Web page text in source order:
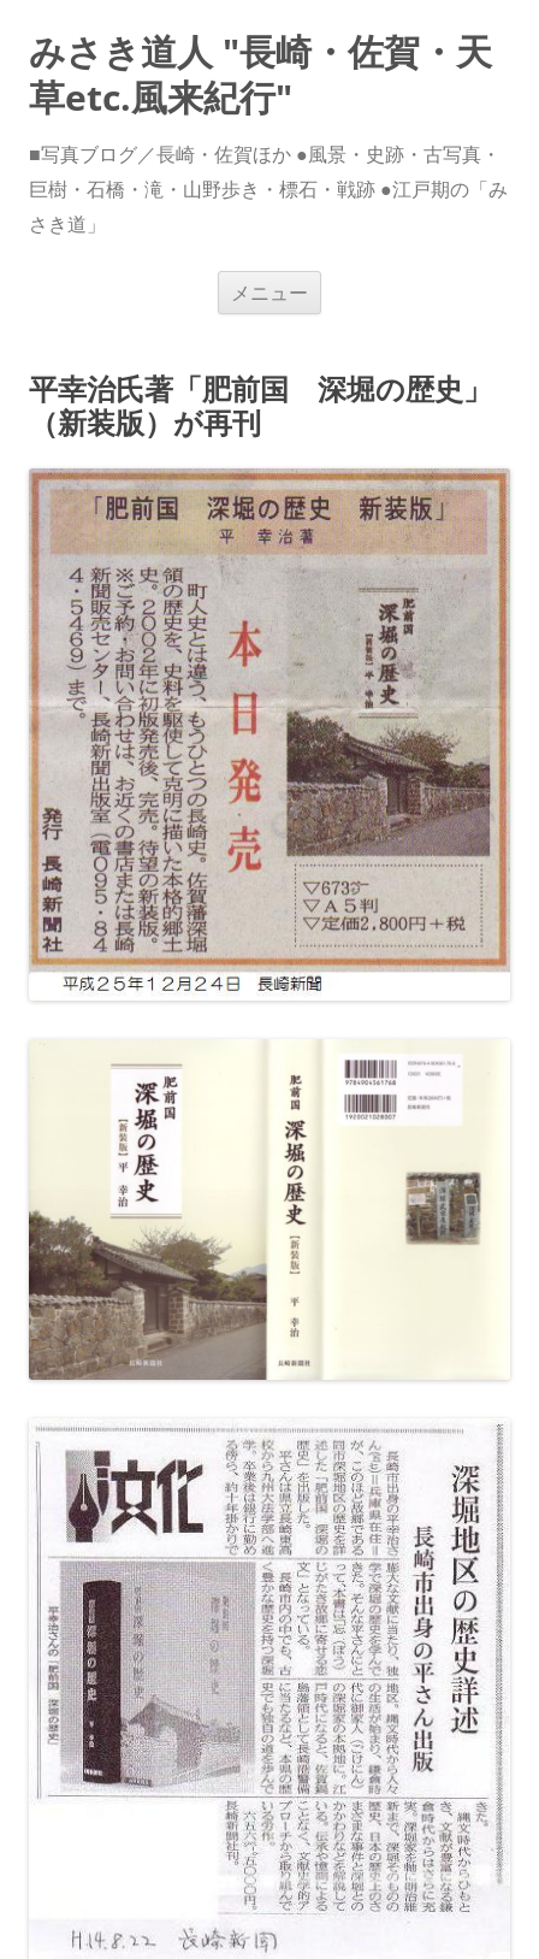
みさき道人 "長崎・佐賀・天
草etc.風来紀行"
■写真ブログ／長崎・佐賀ほか ●風景・史跡・古写真・
巨樹・石橋・滝・山野歩き・標石・戦跡 ●江戸期の「み
さき道」
メニュー
ス
キ
平幸治氏著「肥前国 深堀の歴史」
（新装版）が再刊